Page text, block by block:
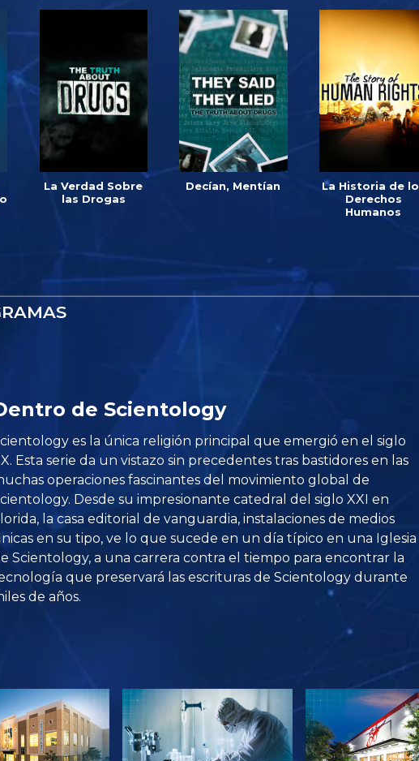
La Verdad Sobre
las Drogas
Decían, Mentían
La Historia de
Derechos
Humanos
de Scientology
es la única religión principal que emergió en el siglo
Esta serie da un vistazo sin precedentes tras bastidores en las
operaciones fascinantes del movimiento global de
Desde su impresionante catedral del siglo XXI en
la casa editorial de vanguardia, instalaciones de medios
en su tipo, ve lo que sucede en un día típico en una Iglesia
Scientology, a una carrera contra el tiempo para encontrar la
que preservará las escrituras de Scientology durante
de años.